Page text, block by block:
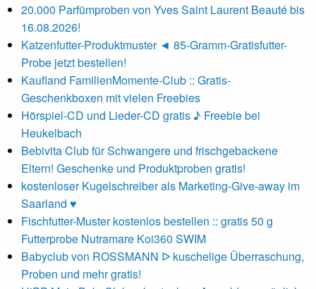
20.000 Parfümproben von Yves Saint Laurent Beauté bis
16.08.2026!
Katzenfutter-Produktmuster ◄ 85-Gramm-Gratisfutter-
Probe jetzt bestellen!
Kaufland FamilienMomente-Club :: Gratis-
Geschenkboxen mit vielen Freebies
Hörspiel-CD und Lieder-CD gratis ♪ Freebie bei
Heukelbach
Bebivita Club für Schwangere und frischgebackene
Eltern! Geschenke und Produktproben gratis!
kostenloser Kugelschreiber als Marketing-Give-away im
Saarland ♥
Fischfutter-Muster kostenlos bestellen :: gratis 50 g
Futterprobe Nutramare Koi360 SWIM
Babyclub von ROSSMANN ᐅ kuschelige Überraschung,
Proben und mehr gratis!